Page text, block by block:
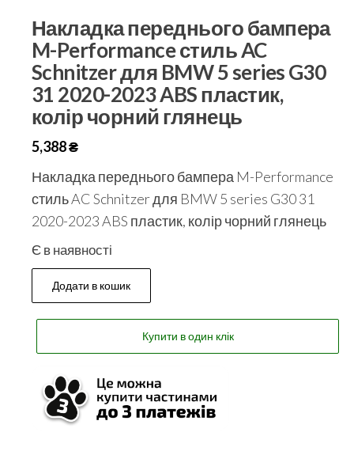
Накладка переднього бампера
M-Performance стиль AC
Schnitzer для BMW 5 series G30
31 2020-2023 ABS пластик,
колір чорний глянець
5,388₴
Накладка переднього бампера M-Performance
стиль AC Schnitzer для BMW 5 series G30 31
2020-2023 ABS пластик, колір чорний глянець
Є в наявності
Додати в кошик
Купити в один клік